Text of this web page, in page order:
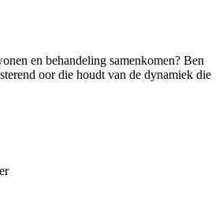
en behandeling samenkomen? Ben
oor die houdt van de dynamiek die